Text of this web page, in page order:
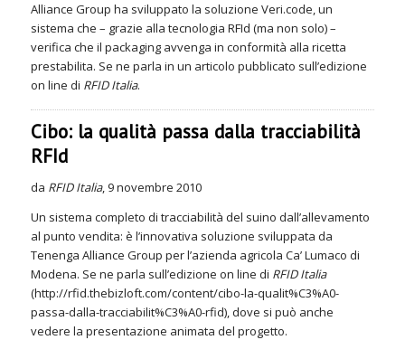
Alliance Group ha sviluppato la soluzione Veri.code, un
sistema che – grazie alla tecnologia RFId (ma non solo) –
verifica che il packaging avvenga in conformità alla ricetta
prestabilita. Se ne parla in un articolo pubblicato sull’edizione
on line di RFID Italia.
Cibo: la qualità passa dalla tracciabilità
RFId
da RFID Italia, 9 novembre 2010
Un sistema completo di tracciabilità del suino dall’allevamento
al punto vendita: è l’innovativa soluzione sviluppata da
Tenenga Alliance Group per l’azienda agricola Ca’ Lumaco di
Modena. Se ne parla sull’edizione on line di RFID Italia
(http://rfid.thebizloft.com/content/cibo-la-qualit%C3%A0-
passa-dalla-tracciabilit%C3%A0-rfid), dove si può anche
vedere la presentazione animata del progetto.